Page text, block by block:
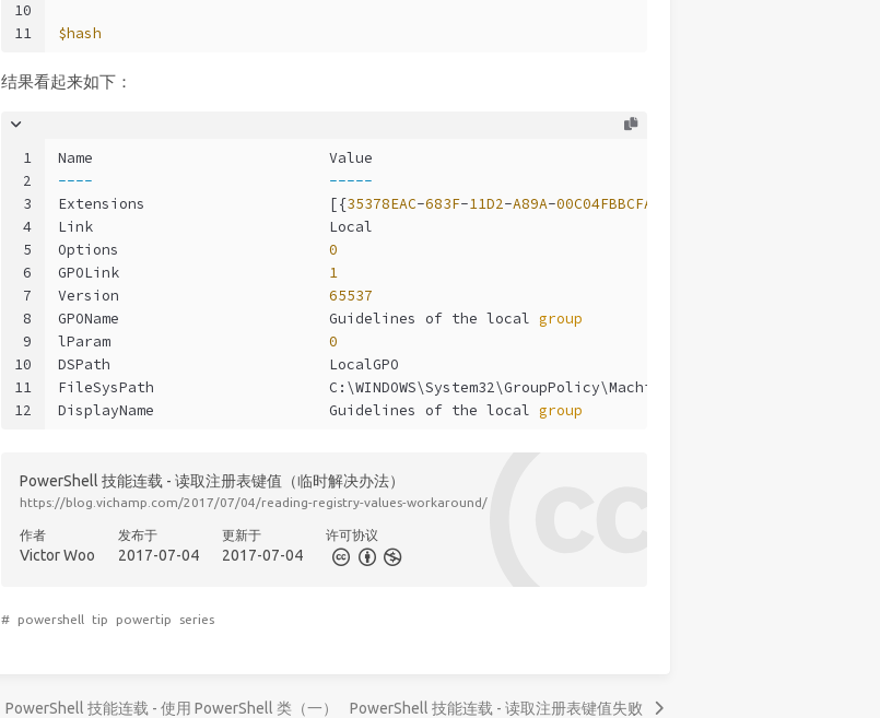
10
11
$hash
结果看起来如下：
1
2
3
4
5
6
7
8
9
10
11
12
Name                           Value
----
-----
Extensions                     [{35378EAC-683F-11D2-A89A-00C04FBBCFA2
Link                           Local
Options 0
GPOLink 1
Version 65537
GPOName                        Guidelines of the local group
lParam 0
DSPath                         LocalGPO
FileSysPath                    C:\WINDOWS\System32\GroupPolicy\Machine
DisplayName                    Guidelines of the local group
PowerShell 技能连载 - 读取注册表键值（临时解决办法）
https://blog.vichamp.com/2017/07/04/reading-registry-values-workaround/
作者
Victor Woo
发布于
2017-07-04
更新于
2017-07-04
许可协议
# powershell tip powertip series
PowerShell 技能连载 - 使用 PowerShell 类（一） PowerShell 技能连载 - 读取注册表键值失败